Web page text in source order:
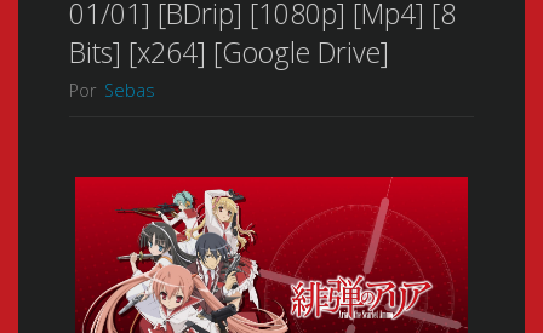
01/01] [BDrip] [1080p] [Mp4] [8
Bits] [x264] [Google Drive]
Por Sebas